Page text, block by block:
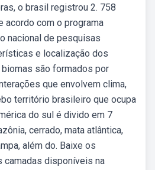
o brasil registrou 2. 758
acordo com o programa
nacional de pesquisas
e localização dos
são formados por
que envolvem clima,
território brasileiro que ocupa
do sul é divido em 7
cerrado, mata atlântica,
além do. Baixe os
disponíveis na